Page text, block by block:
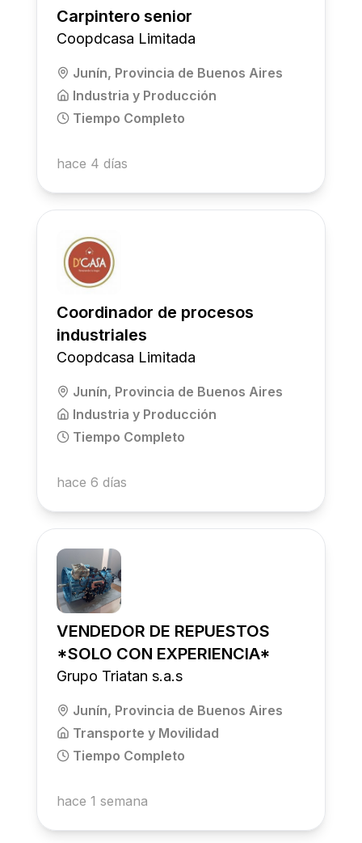
Carpintero senior
Coopdcasa Limitada
Junín, Provincia de Buenos Aires
Industria y Producción
Tiempo Completo
hace 4 días
Coordinador de procesos
industriales
Coopdcasa Limitada
Junín, Provincia de Buenos Aires
Industria y Producción
Tiempo Completo
hace 6 días
VENDEDOR DE REPUESTOS
*SOLO CON EXPERIENCIA*
Grupo Triatan s.a.s
Junín, Provincia de Buenos Aires
Transporte y Movilidad
Tiempo Completo
hace 1 semana